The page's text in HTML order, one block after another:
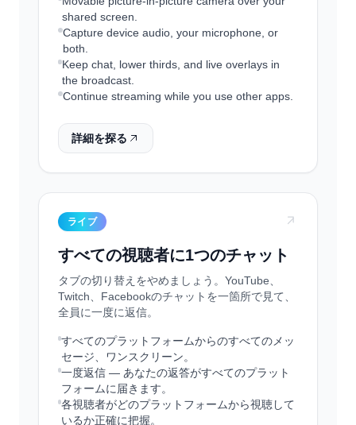
shared screen.
Capture device audio, your microphone, or
both.
Keep chat, lower thirds, and live overlays in
the broadcast.
Continue streaming while you use other apps.
詳細を探る
ライブ
すべての視聴者に1つのチャット
タブの切り替えをやめましょう。YouTube、
Twitch、Facebookのチャットを一箇所で見て、
全員に一度に返信。
すべてのプラットフォームからのすべてのメッ
セージ、ワンスクリーン。
一度返信 — あなたの返答がすべてのプラット
フォームに届きます。
各視聴者がどのプラットフォームから視聴して
いるか正確に把握。